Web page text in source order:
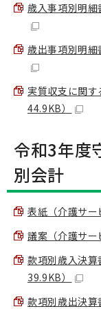
歳入事項別明細
歳出事項別明細
実質収支に関
44.9KB）
令和3年度
別会計
表紙（介護サー
議案（介護サー
款項別歳入決
39.9KB）
款項別歳出決